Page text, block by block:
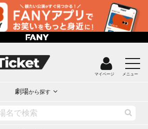
マイページ メニュー
劇場から探す